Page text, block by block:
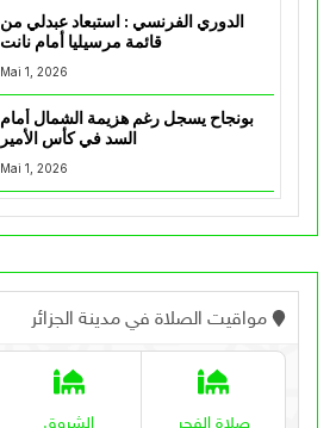
الدوري الفرنسي : استبعاد عبدلي من
قائمة مرسيليا أمام نانت
Mai 1, 2026
بونجاح يسجل رغم هزيمة الشمال أمام
السد في كأس الأمير
Mai 1, 2026